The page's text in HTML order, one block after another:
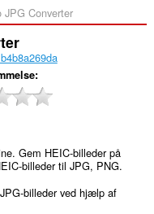
JPG Converter‎
Gem HEIC-billeder på
billeder til JPG, PNG.
billeder ved hjælp af